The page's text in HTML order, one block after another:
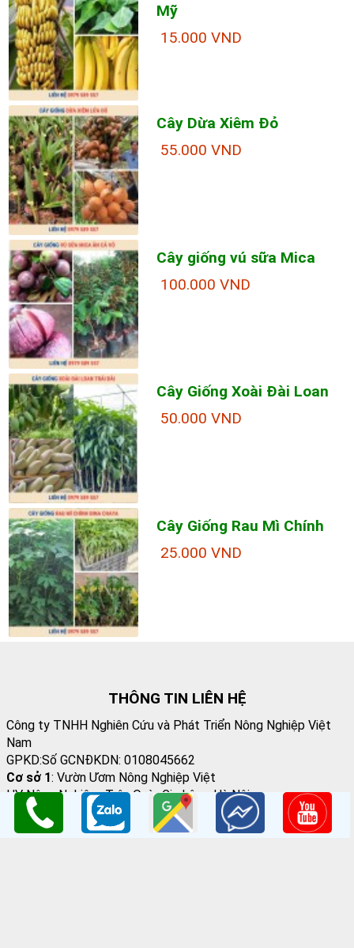
Mỹ
15.000 VND
Cây Dừa Xiêm Đỏ
55.000 VND
Cây giống vú sữa Mica
100.000 VND
Cây Giống Xoài Đài Loan
50.000 VND
Cây Giống Rau Mì Chính
25.000 VND
THÔNG TIN LIÊN HỆ
Công ty TNHH Nghiên Cứu và Phát Triển Nông Nghiệp Việt
Nam
GPKD:Số GCNĐKDN: 0108045662
Cơ sở 1: Vườn Ươm Nông Nghiệp Việt
HV Nông Nghiệp- Trâu Quỳ- Gia Lâm- Hà Nội
Cơ sở 2
:Nhà vườn Thảo Nguyên Vinoceanpark
ĐC: Đường Lý Thánh Tông, Đa Tốn, Gia Lâm, HN